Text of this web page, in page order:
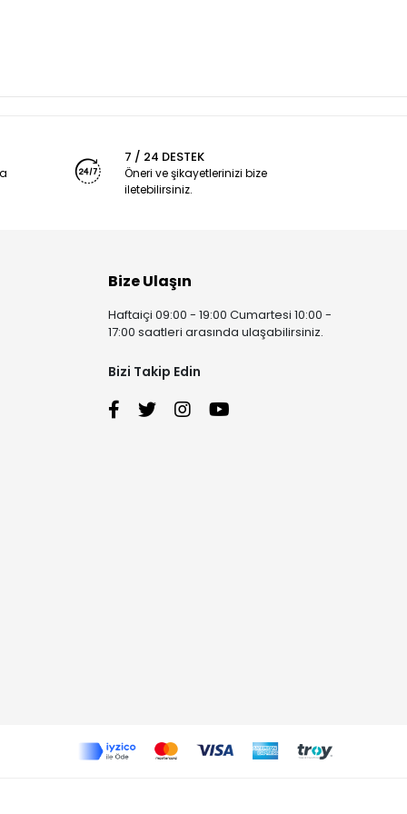
7 / 24 DESTEK
Öneri ve şikayetlerinizi bize
iletebilirsiniz.
Bize Ulaşın
Haftaiçi 09:00 - 19:00 Cumartesi 10:00 -
17:00 saatleri arasında ulaşabilirsiniz.
Bizi Takip Edin